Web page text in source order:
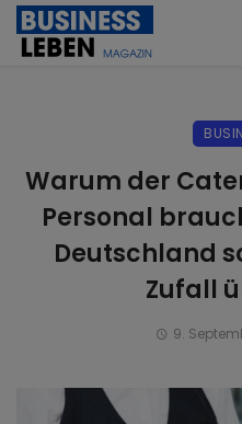
Warum der
Personal
Deutschland
Zufall
9.